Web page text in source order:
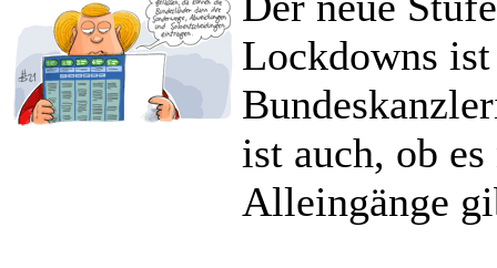
Lockdowns
ist auch, ob
Alleingänge